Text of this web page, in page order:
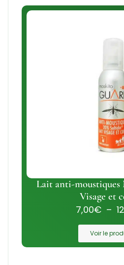
Lait anti-
Visage et
7,00€ –
Voir le